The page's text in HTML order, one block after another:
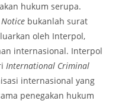
hukum serupa.
Notice bukanlah surat
oleh Interpol,
internasional. Interpol
International Criminal
internasional yang
penegakan hukum